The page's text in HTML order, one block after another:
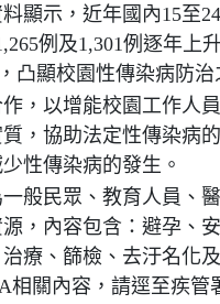
顯示，近年國內15至
例及1,301例逐年上
凸顯校園性傳染病防
，以增能校園工作人
，協助法定性傳染病
性傳染病的發生。
般民眾、教育人員、
，內容包含：避孕、
療、篩檢、去汙名化
相關內容，請逕至疾管